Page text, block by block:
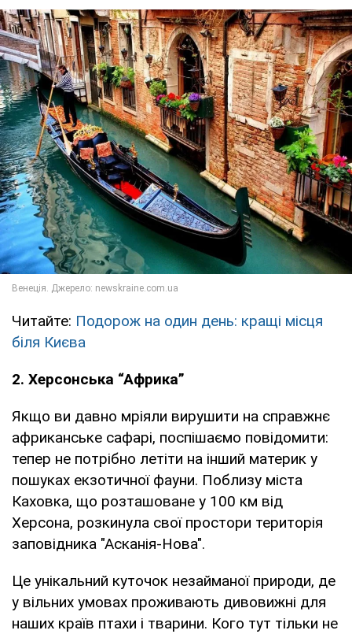
Читайте: Подорож на один день: кращі місця
біля Києва
2. Херсонська “Африка”
Якщо ви давно мріяли вирушити на справжнє
африканське сафарі, поспішаємо повідомити:
тепер не потрібно летіти на інший материк у
пошуках екзотичної фауни. Поблизу міста
Каховка, що розташоване у 100 км від
Херсона, розкинула свої простори територія
заповідника "Асканія-Нова".
Це унікальний куточок незайманої природи, де
у вільних умовах проживають дивовижні для
наших країв птахи і тварини. Кого тут тільки не